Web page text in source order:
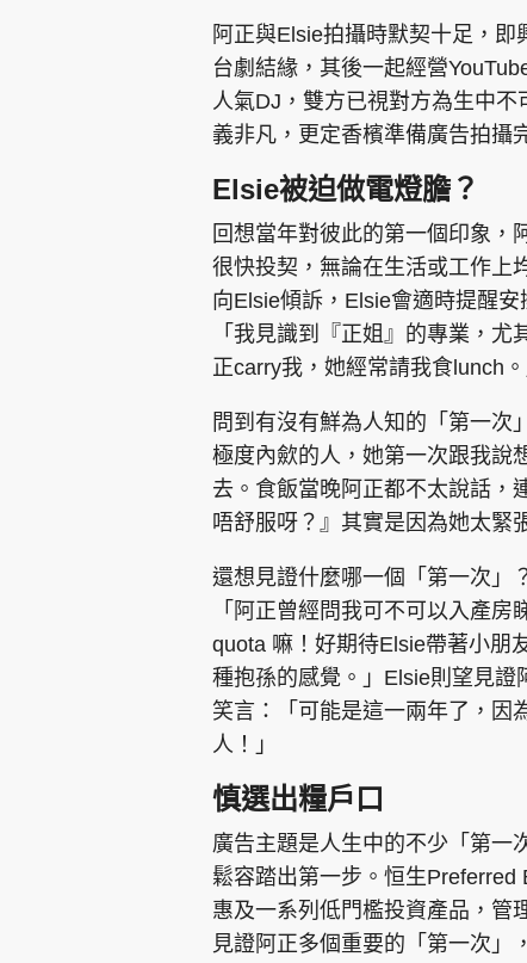
阿正與Elsie拍攝時默契十足，
台劇結緣，其後一起經營
人氣DJ，雙方已視對方為生中
義非凡，更定香檳準備廣告拍攝
Elsie被迫做電燈膽？
回想當年對彼此的第一個印象，
很快投契，無論在生活或工作上
向Elsie傾訴，Elsie會適時提醒
「我見識到『正姐』的專業，
正carry我，她經常請我食lunch。
問到有沒有鮮為人知的「第一次
極度內歛的人，她第一次跟我說
去。食飯當晚阿正都不太說話，
唔舒服呀？』其實是因為她太緊
還想見證什麼哪一個「第一次」
「阿正曾經問我可不可以入產
quota 嘛！好期待Elsie帶著小朋
種抱孫的感覺。」Elsie則望見證
笑言：「可能是這一兩年了，因
人！」
慎選出糧戶口
廣告主題是人生中的不少「第一
鬆容踏出第一步。恒生
惠及一系列低門檻投資產品，管
見證阿正多個重要的「第一次」